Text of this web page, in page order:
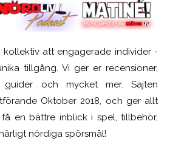
att engagerade individer -
tillgång. Vi ger er recensioner,
guider och mycket mer. Sajten
Oktober 2018, och ger allt
en bättre inblick i spel, tillbehör,
nördiga spörsmål!